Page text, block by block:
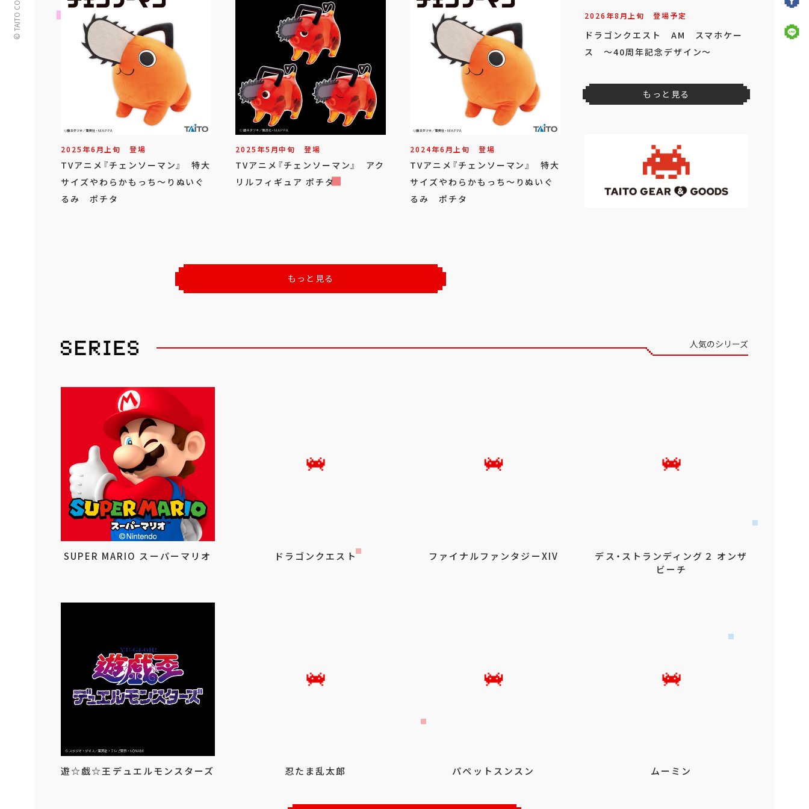
2025年6月上旬 登場
TVアニメ『チェンソーマン』 特大
サイズやわらかもっち～りぬいぐ
るみ ポチタ
2025年5月中旬 登場
TVアニメ『チェンソーマン』 アク
リルフィギュア ポチタ
2024年6月上旬 登場
TVアニメ『チェンソーマン』 特大
サイズやわらかもっち～りぬいぐ
るみ ポチタ
もっと見る
2026年8月上旬 登場予定
ドラゴンクエスト AM スマホケー
ス ～40周年記念デザイン～
もっと見る
人気のシリーズ
SUPER MARIO スーパーマリオ ドラゴンクエスト ファイナルファンタジーXIV
デス・ストランディング２ オンザ
ビーチ
遊☆戯☆王デュエルモンスターズ 忍たま乱太郎 パペットスンスン ムーミン